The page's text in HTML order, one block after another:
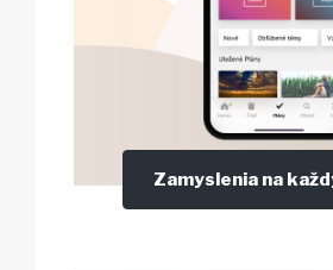
Zamyslenia na